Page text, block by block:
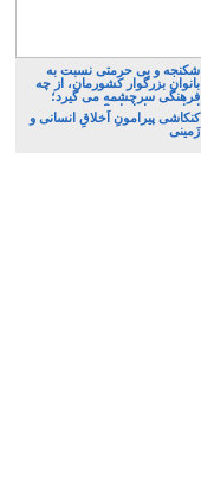
شکنجه و بی حرمتی نسبت به
بانوان بزرگوار کشورمان، از چه
فرهنگی سرچشمه می گیرد؛
ایرانی، و یا تازیان؟
کنکاشی پیرامونِ اَخلاقِ انسانی و
زَمینی